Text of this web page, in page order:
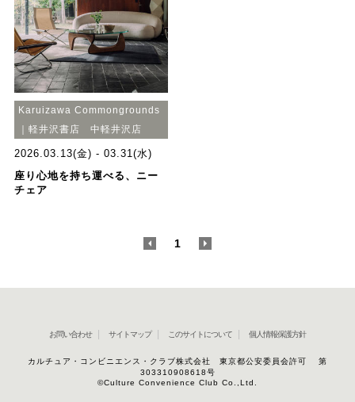
Karuizawa Commongrounds
｜軽井沢書店 中軽井沢店
2026.03.13(金) - 03.31(水)
座り心地を持ち運べる、ニー
チェア
1
お問い合わせ サイトマップ このサイトについて 個人情報保護方針
カルチュア・コンビニエンス・クラブ株式会社 東京都公安委員会許可 第
303310908618号
©Culture Convenience Club Co.,Ltd.